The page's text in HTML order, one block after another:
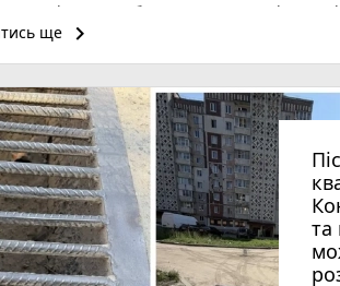
Куди піти, що побачити у Тернополі на
Внаслідок атаки росіян на Київщині
Подарував життя після смерті: в
Мітинги на підтримку Михайла
Від рюкзака до ручки: у скільки
ще keyboard_arrow_right
та